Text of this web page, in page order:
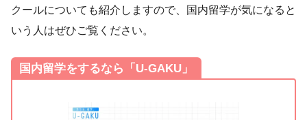
クールについても紹介しますので、国内留学が気になると
いう人はぜひご覧ください。
国内留学をするなら「U-GAKU」